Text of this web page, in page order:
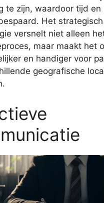
te zijn, waardoor tijd en
Het
versnelt niet alleen
maar maakt het
en handiger voor
geografische